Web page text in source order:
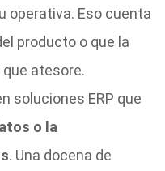
operativa. Eso cuenta
producto o que la
atesore.
soluciones ERP que
o la
. Una docena de